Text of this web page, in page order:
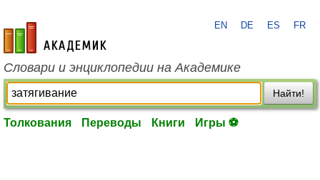
academic.ru
EN DE ES FR
Словари и энциклопедии на Академике
Найти!
Толкования Переводы Книги Игры ⚽